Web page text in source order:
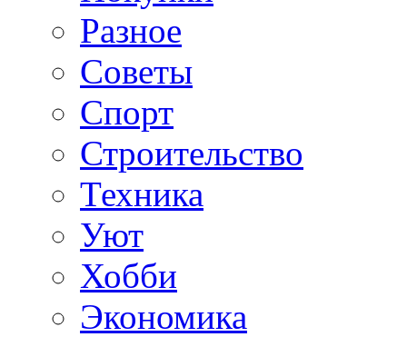
Разное
Советы
Спорт
Строительство
Техника
Уют
Хобби
Экономика